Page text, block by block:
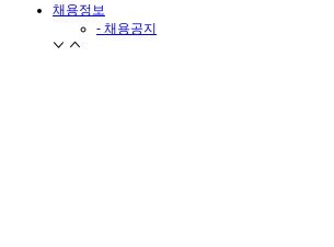
채용정보
- 채용공지